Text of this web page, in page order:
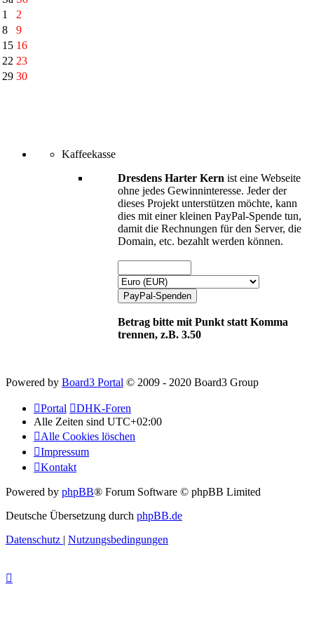
1
2
8
9
15 16
22 23
29 30
Kaffeekasse
Dresdens Harter Kern ist eine Webseite
ohne jedes Gewinninteresse. Jeder der
dieses Projekt unterstützen möchte, kann
dies mit einer kleinen PayPal-Spende tun,
damit die Rechnungen für den Server, die
Domain, etc. bezahlt werden können.
Betrag bitte mit Punkt statt Komma
trennen, z.B. 3.50
Powered by Board3 Portal © 2009 - 2020 Board3 Group
Portal
DHK-Foren
Alle Zeiten sind UTC+02:00
Alle Cookies löschen
Impressum
Kontakt
Powered by phpBB® Forum Software © phpBB Limited
Deutsche Übersetzung durch phpBB.de
Datenschutz | Nutzungsbedingungen